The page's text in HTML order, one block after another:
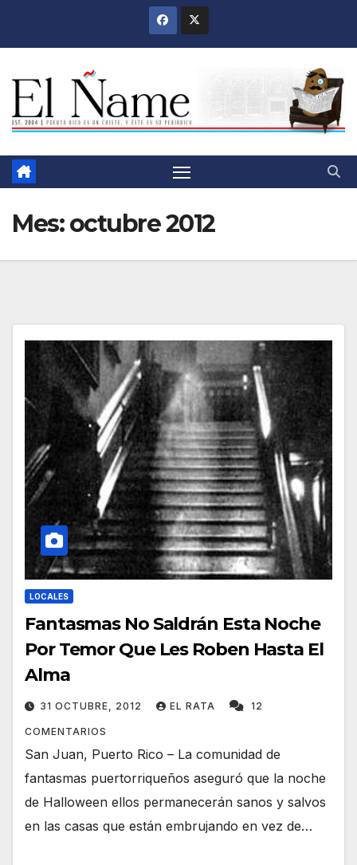
Mes:octubre 2012
LOCALES
Fantasmas No Saldrán Esta Noche
Por Temor Que Les Roben Hasta El
Alma
31 OCTUBRE, 2012 EL RATA 12
COMENTARIOS
San Juan, Puerto Rico – La comunidad de
fantasmas puertorriqueños aseguró que la noche
de Halloween ellos permanecerán sanos y salvos
en las casas que están embrujando en vez de…